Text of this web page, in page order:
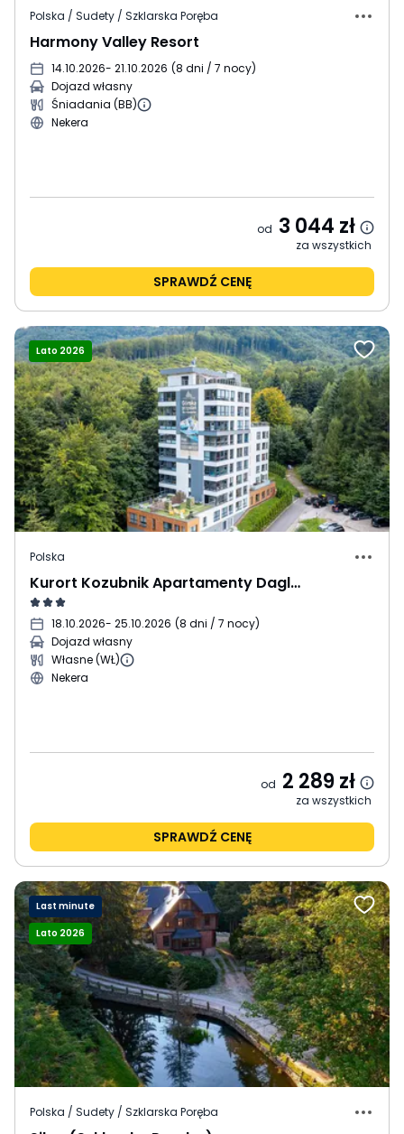
Polska / Sudety / Szklarska Poręba
Harmony Valley Resort
14.10.2026- 21.10.2026 (8 dni / 7 nocy)
Dojazd własny
Śniadania (BB)
Nekera
od 3 044 zł
za wszystkich
SPRAWDŹ CENĘ
Lato 2026
Polska
Kurort Kozubnik Apartamenty Daglezja i Kiczora
18.10.2026- 25.10.2026 (8 dni / 7 nocy)
Dojazd własny
Własne (WŁ)
Nekera
od 2 289zł
za wszystkich
SPRAWDŹ CENĘ
Last minute
Lato 2026
Polska / Sudety / Szklarska Poręba